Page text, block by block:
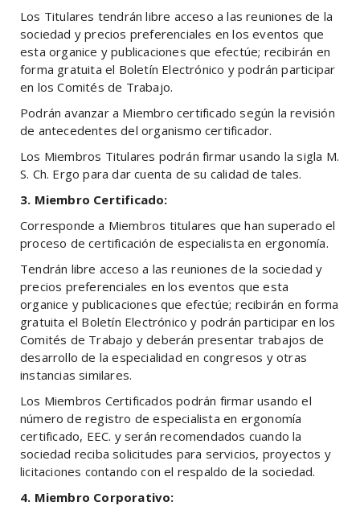
Los Titulares tendrán libre acceso a las reuniones de la
sociedad y precios preferenciales en los eventos que
esta organice y publicaciones que efectúe; recibirán en
forma gratuita el Boletín Electrónico y podrán participar
en los Comités de Trabajo.
Podrán avanzar a Miembro certificado según la revisión
de antecedentes del organismo certificador.
Los Miembros Titulares podrán firmar usando la sigla M.
S. Ch. Ergo para dar cuenta de su calidad de tales.
3. Miembro Certificado:
Corresponde a Miembros titulares que han superado el
proceso de certificación de especialista en ergonomía.
Tendrán libre acceso a las reuniones de la sociedad y
precios preferenciales en los eventos que esta
organice y publicaciones que efectúe; recibirán en forma
gratuita el Boletín Electrónico y podrán participar en los
Comités de Trabajo y deberán presentar trabajos de
desarrollo de la especialidad en congresos y otras
instancias similares.
Los Miembros Certificados podrán firmar usando el
número de registro de especialista en ergonomía
certificado, EEC. y serán recomendados cuando la
sociedad reciba solicitudes para servicios, proyectos y
licitaciones contando con el respaldo de la sociedad.
4. Miembro Corporativo: